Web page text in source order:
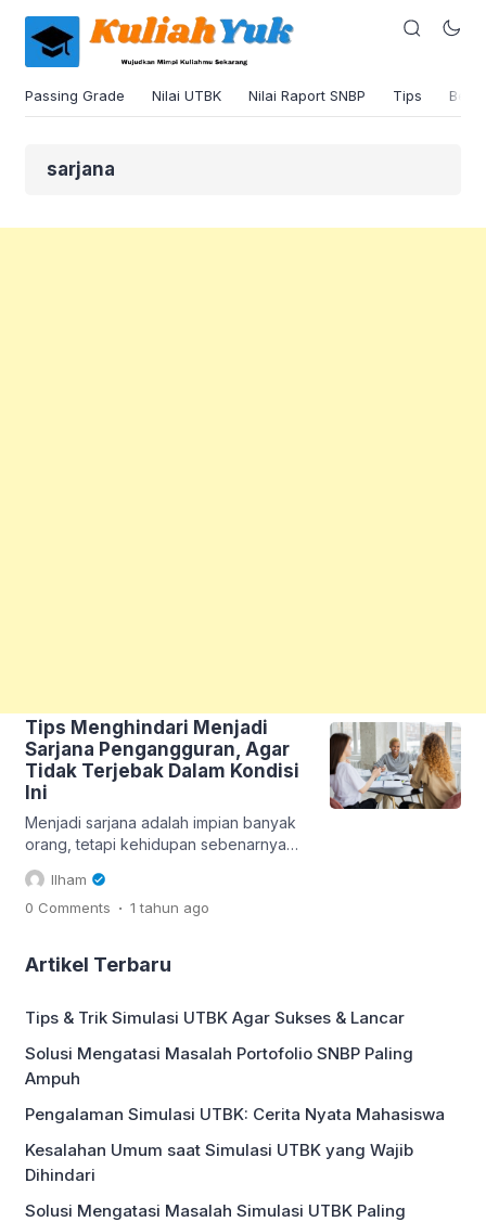
Passing Grade Nilai UTBK Nilai Raport SNBP Tips
sarjana
Tips Menghindari Menjadi
Sarjana Pengangguran, Agar
Tidak Terjebak Dalam Kondisi
Ini
Menjadi sarjana adalah impian banyak
orang, tetapi kehidupan sebenarnya
dimulai setelah wisuda. Tidak sedikit
lulusan perguruan tinggi yang kesulitan
mendapatkan pekerjaan dan akhirnya
pengangguran. Persaingan di dunia
kerja semakin ketat, sementara tuntutan
itu, penting bagi mahasiswa dan fresh
menghindari menjadi sarjana
pengangguran […]
Ilham
0 Comments . 1 tahun ago
Artikel Terbaru
Tips & Trik Simulasi UTBK Agar Sukses & Lancar
Solusi Mengatasi Masalah Portofolio SNBP Paling
Ampuh
Pengalaman Simulasi UTBK: Cerita Nyata Mahasiswa
Kesalahan Umum saat Simulasi UTBK yang Wajib
Dihindari
Solusi Mengatasi Masalah Simulasi UTBK Paling